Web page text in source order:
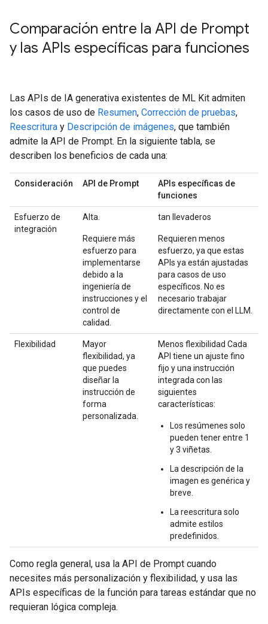
Comparación entre la API de Prompt
y las APIs específicas para funciones
Las APIs de IA generativa existentes de ML Kit admiten
los casos de uso de Resumen, Corrección de pruebas,
Reescritura y Descripción de imágenes, que también
admite la API de Prompt. En la siguiente tabla, se
describen los beneficios de cada una:
Consideración API de Prompt
APIs específicas de
funciones
Esfuerzo de
integración
Alta.
Requiere más
esfuerzo para
implementarse
debido a la
ingeniería de
instrucciones y el
control de
calidad.
tan llevaderos
Requieren menos
esfuerzo, ya que estas
APIs ya están ajustadas
para casos de uso
específicos. No es
necesario trabajar
directamente con el LLM.
Flexibilidad
Mayor
flexibilidad, ya
que puedes
diseñar la
instrucción de
forma
personalizada.
Menos flexibilidad Cada
API tiene un ajuste fino
fijo y una instrucción
integrada con las
siguientes
características:
Los resúmenes solo
pueden tener entre 1
y 3 viñetas.
La descripción de la
imagen es genérica y
breve.
La reescritura solo
admite estilos
predefinidos.
Como regla general, usa la API de Prompt cuando
necesites más personalización y flexibilidad, y usa las
APIs específicas de la función para tareas estándar que no
requieran lógica compleja.